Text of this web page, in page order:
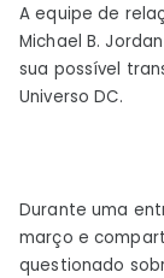
A equipe de
Michael B.
sua possível
Universo DC.
Durante uma
março e
questionado